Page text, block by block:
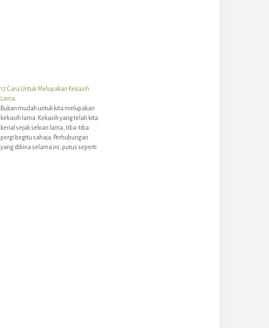
12 Cara Untuk Melupakan Kekasih
Lama
Bukan mudah untuk kita melupakan
kekasih lama. Kekasih yang telah kita
kenal sejak sekian lama, tiba-tiba
pergi begitu sahaja. Perhubungan
yang dibina selama ini, putus seperti